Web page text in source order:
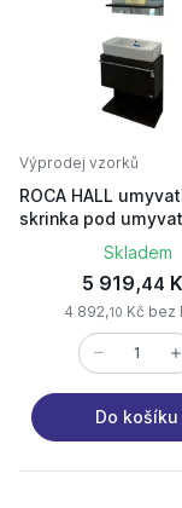
Výprodej vzorků
ROCA HALL
skrinka pod
zrcadlo s polici
Skladem
5 919,44
4 892,10 Kč bez
Do košíku